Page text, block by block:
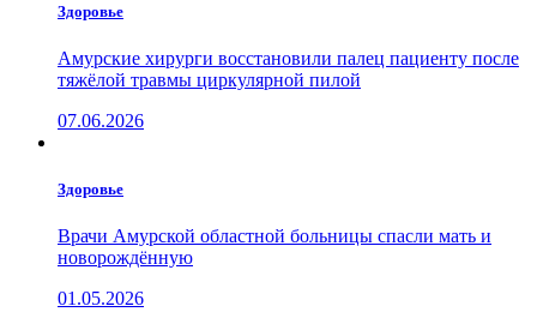
Здоровье
Амурские хирурги восстановили палец пациенту после
тяжёлой травмы циркулярной пилой
07.06.2026
Здоровье
Врачи Амурской областной больницы спасли мать и
новорождённую
01.05.2026